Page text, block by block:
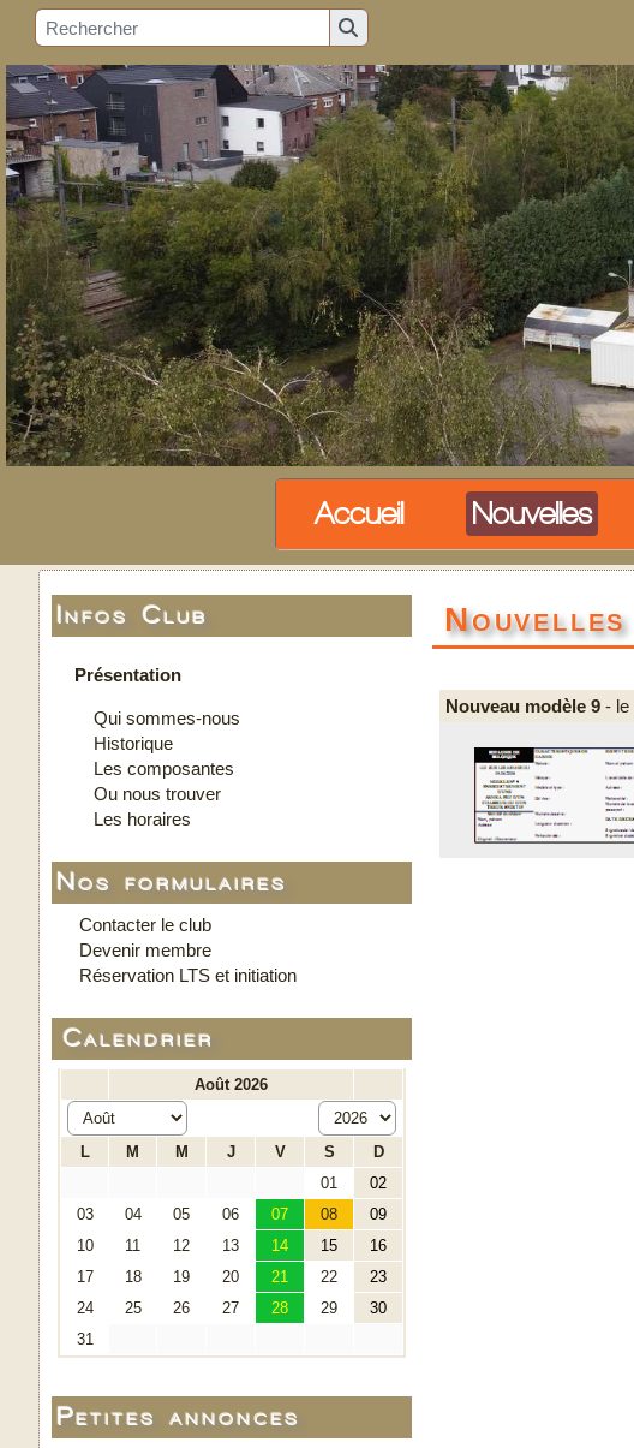
Accueil Nouvelles
Infos Club
Présentation
Qui sommes-nous
Historique
Les composantes
Ou nous trouver
Les horaires
Nos formulaires
Contacter le club
Devenir membre
Réservation LTS et initiation
Calendrier
Petites annonces
Nouvelles
Nouveau modèle 9 - le